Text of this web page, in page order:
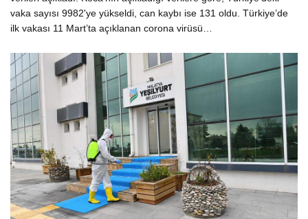
vaka sayısı 9982'ye yükseldi, can kaybı ise 131 oldu. Türkiye’de
ilk vakası 11 Mart’ta açıklanan corona virüsü…